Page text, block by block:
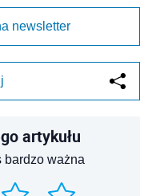
newsletter
artykułu
bardzo ważna